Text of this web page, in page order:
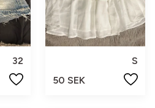
32
S
50 SEK